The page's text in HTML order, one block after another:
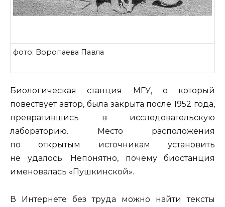
фото: Воропаева Павла
Биологическая станция МГУ, о который
повествует автор, была закрыта после 1952 года,
превратившись в исследовательскую
лабораторию. Место расположения
по открытым источникам установить
не удалось. Непонятно, почему биостанция
именовалась «Пушкинской».
В Интернете без труда можно найти тексты